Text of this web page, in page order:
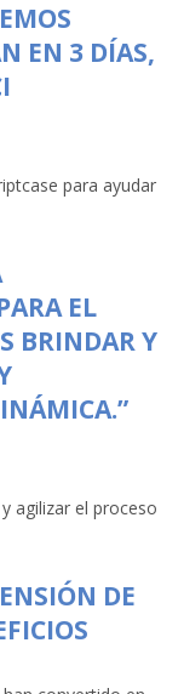
EN 3 DÍAS,
para ayudar
EL
BRINDAR Y
agilizar el proceso
DE